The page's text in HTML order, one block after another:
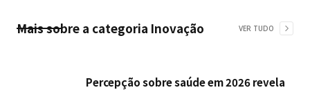
Mais sobre a categoria Inovação VER TUDO
Percepção sobre saúde em 2026 revela